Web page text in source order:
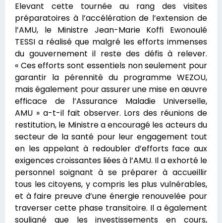
Elevant cette tournée au rang des visites
préparatoires à l’accélération de l’extension de
l’AMU, le Ministre Jean-Marie Koffi Ewonoulé
TESSI a réalisé que malgré les efforts immenses
du gouvernement il reste des défis à relever.
« Ces efforts sont essentiels non seulement pour
garantir la pérennité du programme WEZOU,
mais également pour assurer une mise en œuvre
efficace de l’Assurance Maladie Universelle,
AMU » a-t-il fait observer. Lors des réunions de
restitution, le Ministre a encouragé les acteurs du
secteur de la santé pour leur engagement tout
en les appelant à redoubler d’efforts face aux
exigences croissantes liées à l’AMU. Il a exhorté le
personnel soignant à se préparer à accueillir
tous les citoyens, y compris les plus vulnérables,
et à faire preuve d’une énergie renouvelée pour
traverser cette phase transitoire. Il a également
souligné que les investissements en cours,